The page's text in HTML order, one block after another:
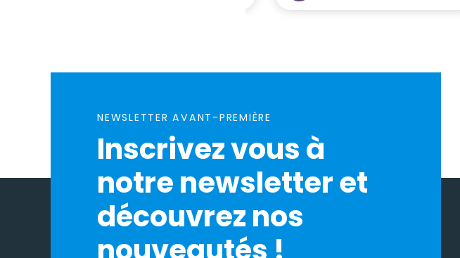
NEWSLETTER AVANT-PREMIÈRE
Inscrivez vous à
notre newsletter et
découvrez nos
nouveautés !